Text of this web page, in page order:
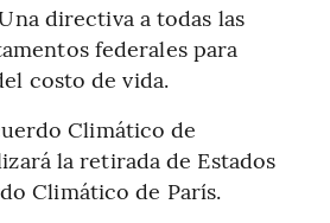
directiva a todas las
federales para
costo de vida.
Climático de
la retirada de Estados
Climático de París.